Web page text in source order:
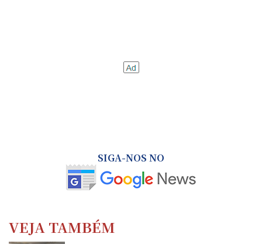
SIGA-NOS NO
VEJA TAMBÉM